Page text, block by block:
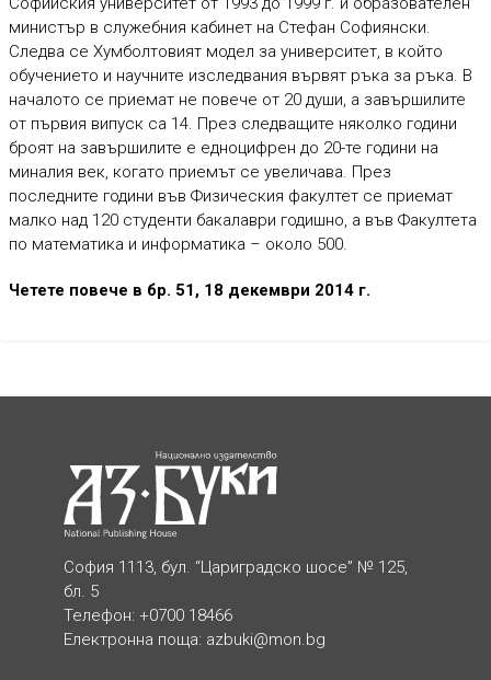
министър в служебния кабинет на Стефан Софиянски.
Следва се Хумболтовият модел за университет, в който
обучението и научните изследвания вървят ръка за ръка. В
началото се приемат не повече от 20 души, а завършилите
от първия випуск са 14. През следващите няколко години
броят на завършилите е едноцифрен до 20-те години на
миналия век, когато приемът се увеличава. През
последните години във Физическия факултет се приемат
малко над 120 студенти бакалаври годишно, а във Факултета
по математика и информатика – около 500.
Четете повече в бр. 51, 18 декември 2014 г.
София 1113, бул. “Цариградско шосе” № 125,
бл. 5
Телефон: +0700 18466
Електронна поща: azbuki@mon.bg